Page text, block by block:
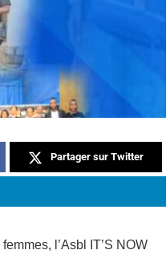
Partager sur Twitter
l’Asbl IT’S NOW